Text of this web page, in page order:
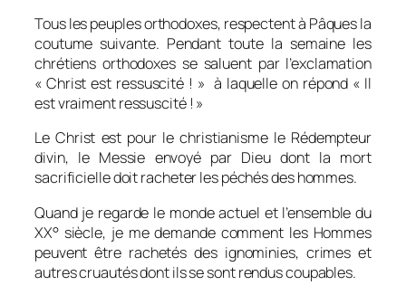
Tous les peuples orthodoxes, respectent à Pâques la
coutume suivante. Pendant toute la semaine les
chrétiens orthodoxes se saluent par l’exclamation
« Christ est ressuscité ! » à laquelle on répond « Il
est vraiment ressuscité ! »
Le Christ est pour le christianisme le Rédempteur
divin, le Messie envoyé par Dieu dont la mort
sacrificielle doit racheter les péchés des hommes.
Quand je regarde le monde actuel et l’ensemble du
XX° siècle, je me demande comment les Hommes
peuvent être rachetés des ignominies, crimes et
autres cruautés dont ils se sont rendus coupables.